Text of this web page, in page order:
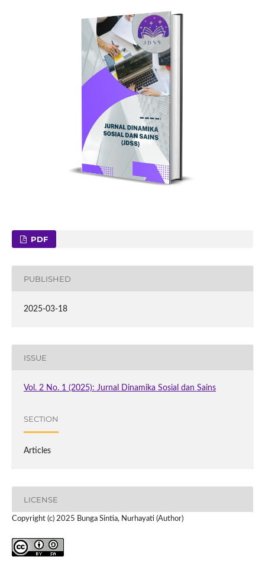
PDF
PUBLISHED
2025-03-18
ISSUE
Vol. 2 No. 1 (2025): Jurnal Dinamika Sosial dan Sains
SECTION
Articles
LICENSE
Copyright (c) 2025 Bunga Sintia, Nurhayati (Author)